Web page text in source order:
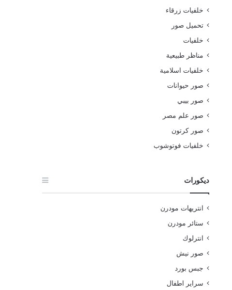
خلفيات زرقاء
تحميل صور
خلفيات
مناظر طبيعية
خلفيات اسلامية
صور حيوانات
صور بيبي
صور علم مصر
صور كرتون
خلفيات فوتوشوب
ديكورات
انتريهات مودرن
ستائر مودرن
انترلوك
صور نيش
جبس بورد
سراير اطفال